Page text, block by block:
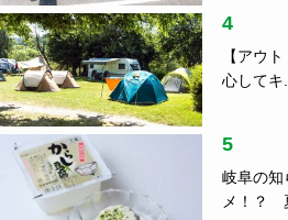
4
【アウ
心してキ...
5
岐阜の知
メ！？